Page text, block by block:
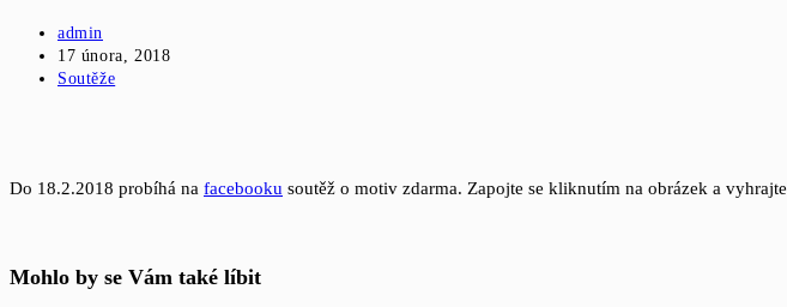
Autor
příspěvku
admin
Příspěvek
byl
17 února, 2018
Rubriky
Soutěže
Do 18.2.2018 probíhá na facebooku soutěž o motiv zdarma. Zapojte se kliknutím na obrázek a vyhrajte
Mohlo by se Vám také líbit